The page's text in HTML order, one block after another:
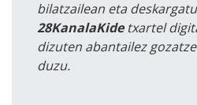
bilatzailean eta
28KanalaKidetxartel
dizuten abantailez
duzu.